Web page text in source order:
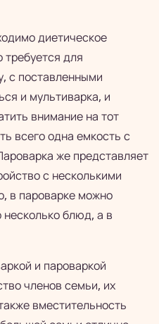
диетическое
требуется для
с поставленными
и мультиварка, и
внимание на тот
всего одна емкость с
же представляет
с несколькими
в пароварке можно
несколько блюд, а в
и пароваркой
членов семьи, их
вместительность